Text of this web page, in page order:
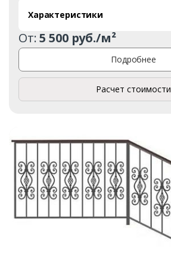
Характеристики
От:5 500 руб./м²
Подробнее
Расчет стоимости